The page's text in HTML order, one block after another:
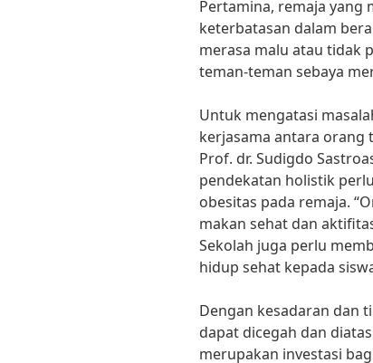
Pertamina, remaja yang
keterbatasan dalam
merasa malu atau tidak
teman-teman sebaya
Untuk mengatasi
kerjasama antara orang
Prof. dr. Sudigdo
pendekatan holistik
obesitas pada remaja.
makan sehat dan
Sekolah juga perlu
hidup sehat kepada
Dengan kesadaran dan
dapat dicegah dan
merupakan investasi